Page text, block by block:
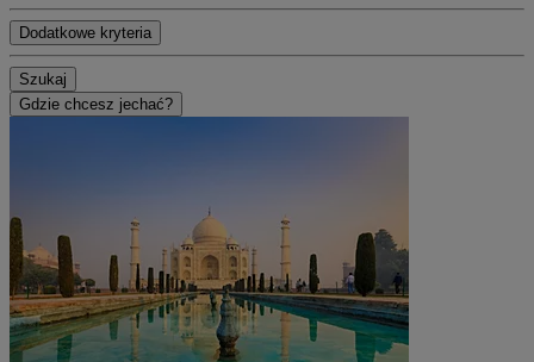
Dodatkowe kryteria
Szukaj
Gdzie chcesz jechać?